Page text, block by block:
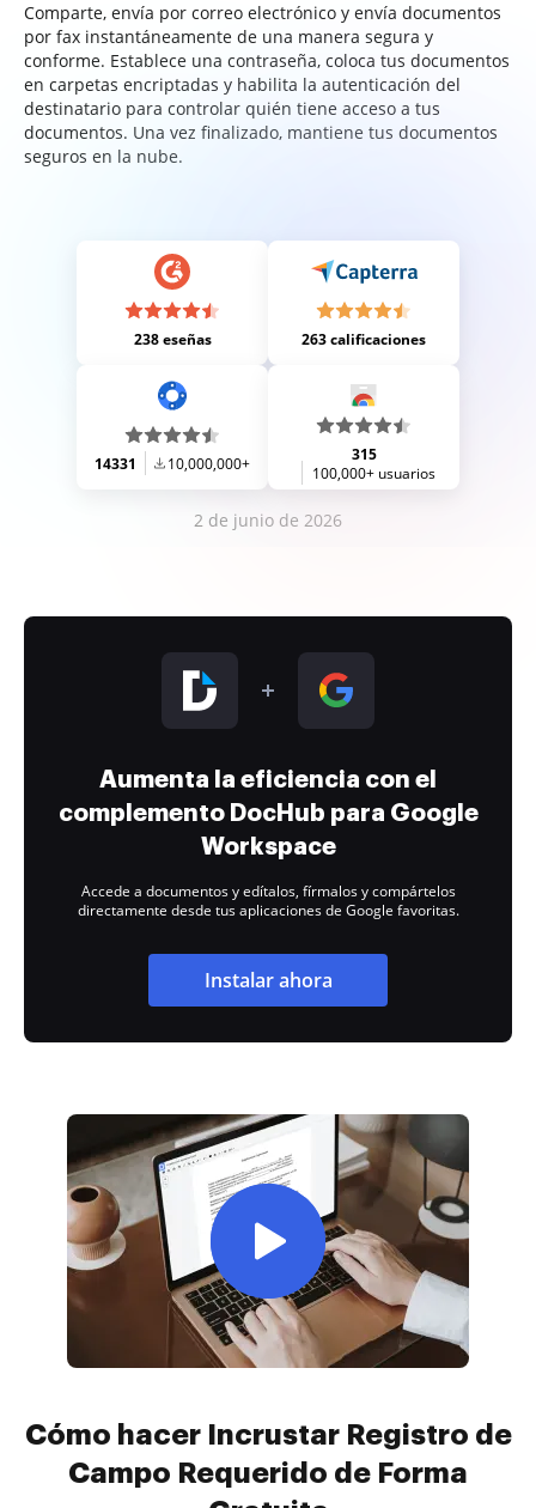
Comparte, envía por correo electrónico y envía documentos
por fax instantáneamente de una manera segura y
conforme. Establece una contraseña, coloca tus documentos
en carpetas encriptadas y habilita la autenticación del
destinatario para controlar quién tiene acceso a tus
documentos. Una vez finalizado, mantiene tus documentos
seguros en la nube.
238 eseñas 263 calificaciones
14331 10,000,000+
315
100,000+ usuarios
2 de junio de 2026
Aumenta la eficiencia con el
complemento DocHub para Google
Workspace
Accede a documentos y edítalos, fírmalos y compártelos
directamente desde tus aplicaciones de Google favoritas.
Instalar ahora
Cómo hacer Incrustar Registro de
Campo Requerido de Forma